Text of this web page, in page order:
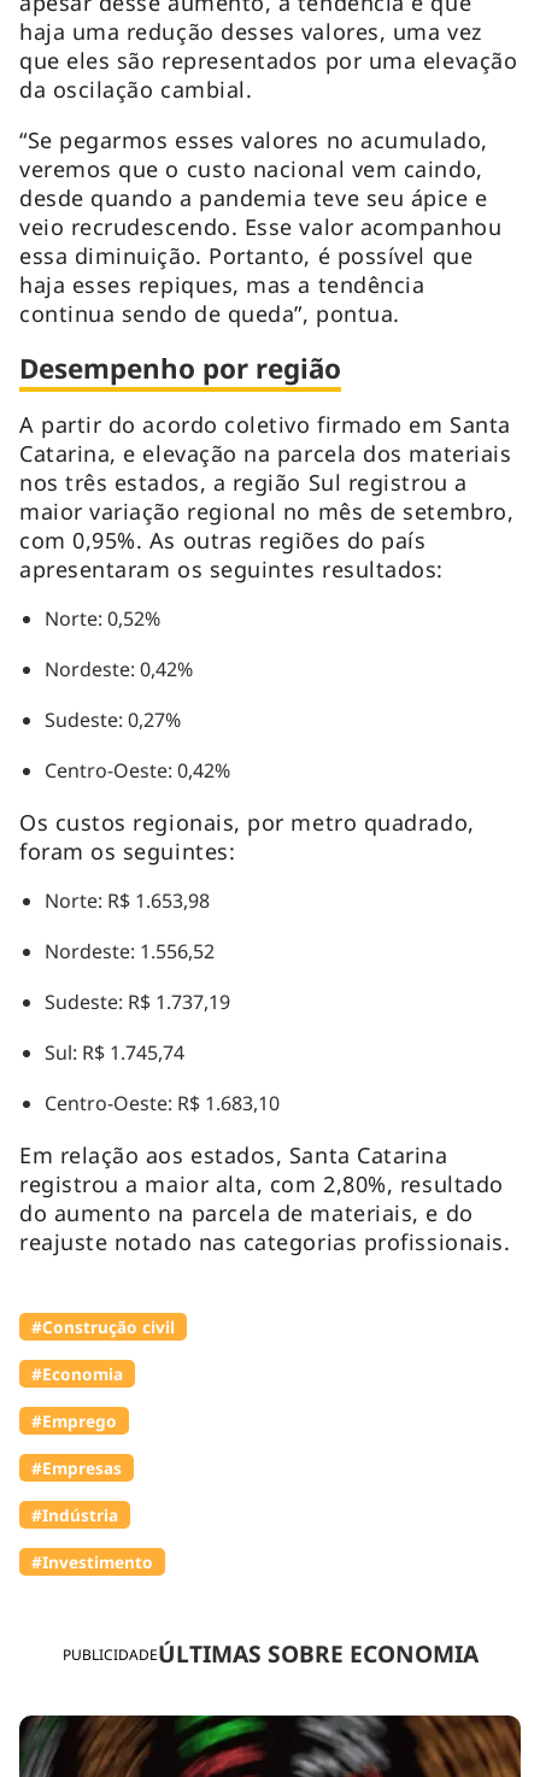
PUBLICIDADEÚLTIMAS SOBRE ECONOMIA
haja uma redução desses valores, uma vez
que eles são representados por uma elevação
da oscilação cambial.
“Se pegarmos esses valores no acumulado,
veremos que o custo nacional vem caindo,
desde quando a pandemia teve seu ápice e
veio recrudescendo. Esse valor acompanhou
essa diminuição. Portanto, é possível que
haja esses repiques, mas a tendência
continua sendo de queda”, pontua.
Desempenho por região
A partir do acordo coletivo firmado em Santa
Catarina, e elevação na parcela dos materiais
nos três estados, a região Sul registrou a
maior variação regional no mês de setembro,
com 0,95%. As outras regiões do país
apresentaram os seguintes resultados:
Norte: 0,52%
Nordeste: 0,42%
Sudeste: 0,27%
Centro-Oeste: 0,42%
Os custos regionais, por metro quadrado,
foram os seguintes:
Norte: R$ 1.653,98
Nordeste: 1.556,52
Sudeste: R$ 1.737,19
Sul: R$ 1.745,74
Centro-Oeste: R$ 1.683,10
Em relação aos estados, Santa Catarina
registrou a maior alta, com 2,80%, resultado
do aumento na parcela de materiais, e do
reajuste notado nas categorias profissionais.
#Construção civil
#Economia
#Emprego
#Empresas
#Indústria
#Investimento